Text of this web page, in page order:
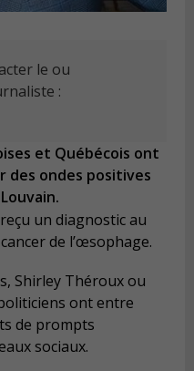
le ou
:
et Québécois ont
des ondes positives
un diagnostic au
de l’œsophage.
Shirley Théroux ou
ont entre
de prompts
sociaux.